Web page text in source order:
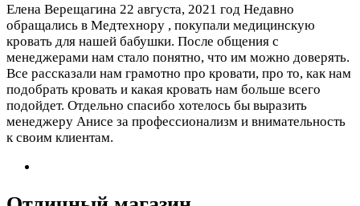
Елена Верещагина 22 августа, 2021 год Недавно
обращались в Медтехнору , покупали медицинскую
кровать для нашей бабушки. После общения с
менеджерами нам стало понятно, что им можно доверять.
Все рассказали нам грамотно про кровати, про то, как нам
подобрать кровать и какая кровать нам больше всего
подойдет. Отдельно спасибо хотелось бы выразить
менеджеру Анисе за профессионализм и внимательность
к своим клиентам.